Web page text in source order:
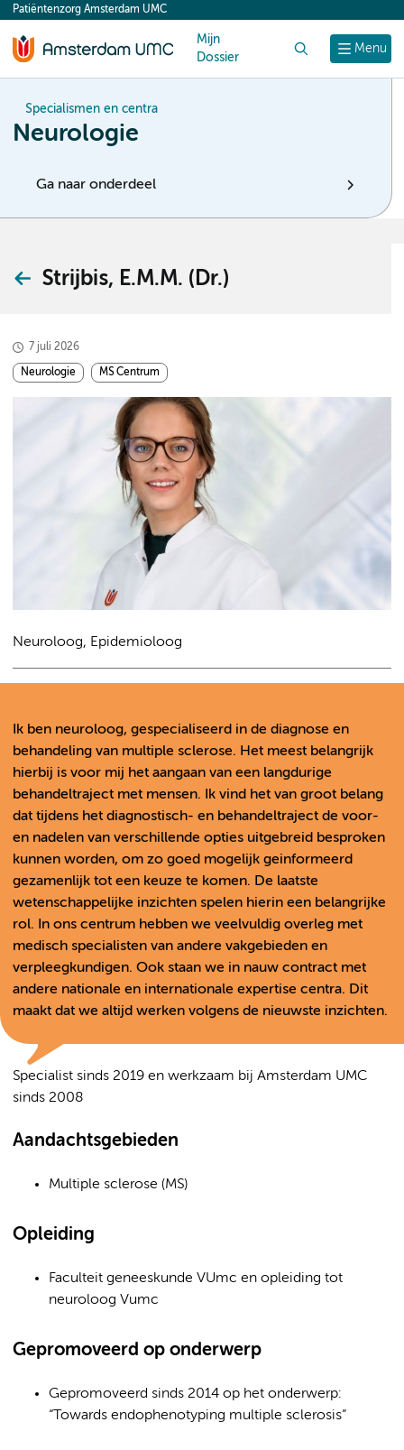
content
Menu
Patiëntenzorg Amsterdam UMC
Mijn
Dossier
Specialismen en centra
Neurologie
Ga naar onderdeel
Strijbis, E.M.M. (Dr.)
7 juli 2026
Neurologie MS Centrum
Neuroloog, Epidemioloog
Ik ben neuroloog, gespecialiseerd in de diagnose en
behandeling van multiple sclerose. Het meest belangrijk
hierbij is voor mij het aangaan van een langdurige
behandeltraject met mensen. Ik vind het van groot belang
dat tijdens het diagnostisch- en behandeltraject de voor-
en nadelen van verschillende opties uitgebreid besproken
kunnen worden, om zo goed mogelijk geinformeerd
gezamenlijk tot een keuze te komen. De laatste
wetenschappelijke inzichten spelen hierin een belangrijke
rol. In ons centrum hebben we veelvuldig overleg met
medisch specialisten van andere vakgebieden en
verpleegkundigen. Ook staan we in nauw contract met
andere nationale en internationale expertise centra. Dit
maakt dat we altijd werken volgens de nieuwste inzichten.
Specialist sinds 2019 en werkzaam bij Amsterdam UMC
sinds 2008
Aandachtsgebieden
Multiple sclerose (MS)
Opleiding
Faculteit geneeskunde VUmc en opleiding tot
neuroloog Vumc
Gepromoveerd op onderwerp
Gepromoveerd sinds 2014 op het onderwerp:
“Towards endophenotyping multiple sclerosis”